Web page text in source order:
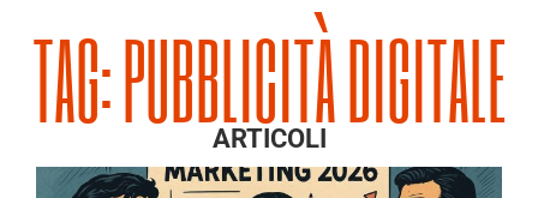
TAG: PUBBLICITÀ DIGITALE
ARTICOLI